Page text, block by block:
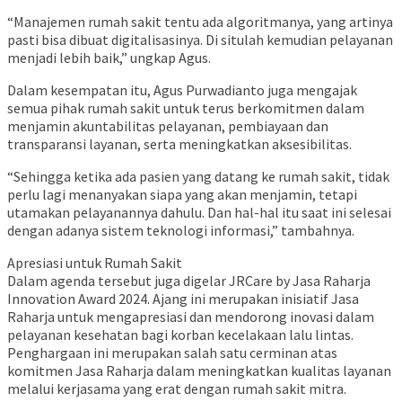
“Manajemen rumah sakit tentu ada algoritmanya, yang artinya
pasti bisa dibuat digitalisasinya. Di situlah kemudian pelayanan
menjadi lebih baik,” ungkap Agus.
Dalam kesempatan itu, Agus Purwadianto juga mengajak
semua pihak rumah sakit untuk terus berkomitmen dalam
menjamin akuntabilitas pelayanan, pembiayaan dan
transparansi layanan, serta meningkatkan aksesibilitas.
“Sehingga ketika ada pasien yang datang ke rumah sakit, tidak
perlu lagi menanyakan siapa yang akan menjamin, tetapi
utamakan pelayanannya dahulu. Dan hal-hal itu saat ini selesai
dengan adanya sistem teknologi informasi,” tambahnya.
Apresiasi untuk Rumah Sakit
Dalam agenda tersebut juga digelar JRCare by Jasa Raharja
Innovation Award 2024. Ajang ini merupakan inisiatif Jasa
Raharja untuk mengapresiasi dan mendorong inovasi dalam
pelayanan kesehatan bagi korban kecelakaan lalu lintas.
Penghargaan ini merupakan salah satu cerminan atas
komitmen Jasa Raharja dalam meningkatkan kualitas layanan
melalui kerjasama yang erat dengan rumah sakit mitra.